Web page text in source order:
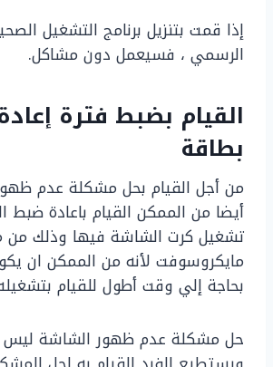
إذا قمت بتنزيل برنامج التشغيل
الرسمي ، فسيعمل دون مشاكل.
القيام بضبط فترة
بطاقة
من أجل القيام بحل مشكلة عدم
أيضا من الممكن القيام باعادة ضبط
تشغيل كرت الشاشة فيها وذلك من
مايكروسوفت لأنه من الممكن ان
بحاجة إلي وقت أطول للقيام
حل مشكلة عدم ظهور الشاشة ليس